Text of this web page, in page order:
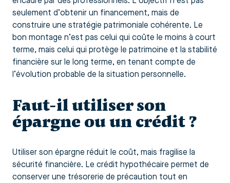
seulement d’obtenir un financement, mais de
construire une stratégie patrimoniale cohérente. Le
bon montage n’est pas celui qui coûte le moins à court
terme, mais celui qui protège le patrimoine et la stabilité
financière sur le long terme, en tenant compte de
l’évolution probable de la situation personnelle.
Faut-il utiliser son
épargne ou un crédit ?
Utiliser son épargne réduit le coût, mais fragilise la
sécurité financière. Le crédit hypothécaire permet de
conserver une trésorerie de précaution tout en